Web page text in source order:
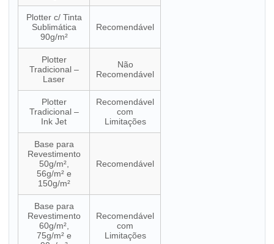
Plotter c/ Tinta
Sublimática
90g/m²
Recomendável
Plotter
Tradicional –
Laser
Não
Recomendável
Plotter
Tradicional –
Ink Jet
Recomendável
com
Limitações
Base para
Revestimento
50g/m²,
56g/m² e
150g/m²
Recomendável
Base para
Revestimento
60g/m²,
75g/m² e
Recomendável
com
Limitações